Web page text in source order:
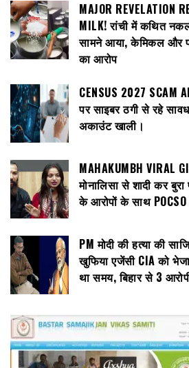
MAJOR REVELATION
MILK! रांची में कथित
सामने आया, केमिकल और
का आरोप
CENSUS 2027 SCAM
पर साइबर ठगी से रहे
अकाउंट खाली।
MAHAKUMBH VIRAL
मोनालिसा से शादी कर
के आरोपों के साथ
PM मोदी की हत्या की
खुफिया एजेंसी CIA को
था समय, बिहार से 3